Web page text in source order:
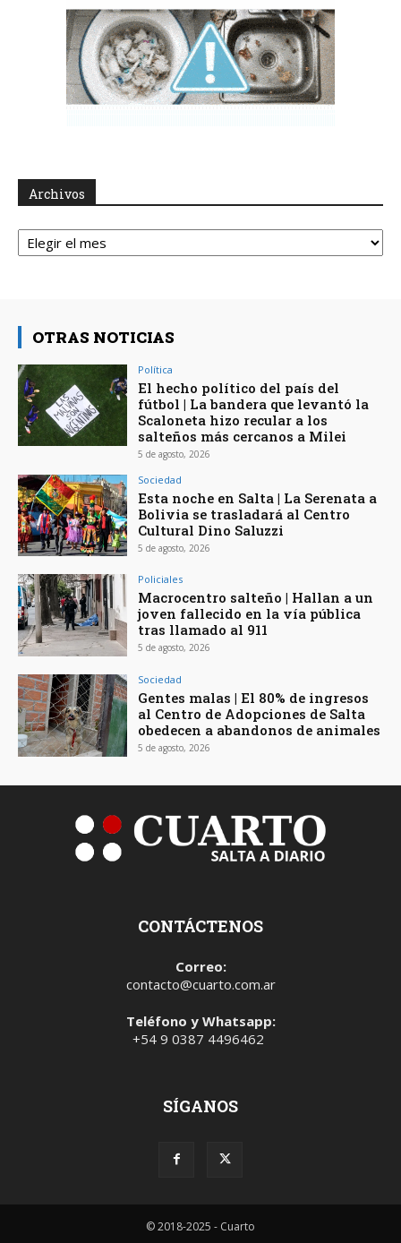
Archivos
Archivos
OTRAS NOTICIAS
Política
El hecho político del país del
fútbol | La bandera que levantó la
Scaloneta hizo recular a los
salteños más cercanos a Milei
5 de agosto, 2026
Sociedad
Esta noche en Salta | La Serenata a
Bolivia se trasladará al Centro
Cultural Dino Saluzzi
5 de agosto, 2026
Policiales
Macrocentro salteño | Hallan a un
joven fallecido en la vía pública
tras llamado al 911
5 de agosto, 2026
Sociedad
Gentes malas | El 80% de ingresos
al Centro de Adopciones de Salta
obedecen a abandonos de animales
5 de agosto, 2026
CONTÁCTENOS
Correo:
contacto@cuarto.com.ar
Teléfono y Whatsapp:
+54 9 0387 4496462
SÍGANOS
© 2018-2025 - Cuarto